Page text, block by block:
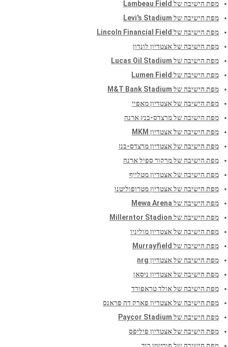
מפת הישיבה של Lambeau Field
מפת הישיבה של Levi's Stadium
מפת הישיבה של Lincoln Financial Field
מפת הישיבה של אצטדיון לונדון
מפת הישיבה של Lucas Oil Stadium
מפת הישיבה של Lumen Field
מפת הישיבה של M&T Bank Stadium
מפת הישיבה של אצטדיון מאפיי
מפת הישיבה של מרצדס-בנץ ארנה
מפת הישיבה של אצטדיון MKM
מפת הישיבה של אצטדיון מרצדס-בנז
מפת הישיבה של מרקור ספיל ארנה
מפת הישיבה של אצטדיון מטלייף
מפת הישיבה של אצטדיון מטרופוליטנו
מפת הישיבה של Mewa Arena
מפת הישיבה של Millerntor Stadion
מפת הישיבה של אצטדיון מוליניו
מפת הישיבה של Murrayfield
מפת הישיבה של אצטדיון nrg
מפת הישיבה של אצטדיון ניסאן
מפת הישיבה של אולד טראפורד
מפת הישיבה של אצטדיון פארק דה פראנס
מפת הישיבה של Paycor Stadium
מפת הישיבה של אצטדיון פיליפס